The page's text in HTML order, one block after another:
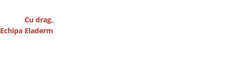
Cu drag,
Echipa Eladerm